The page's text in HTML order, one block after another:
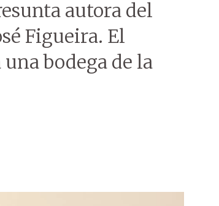
autora del
Figueira. El
bodega de la